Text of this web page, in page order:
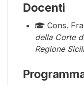
Docenti
Cons.
della Corte
Regione